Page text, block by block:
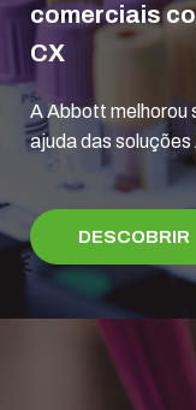
comerciais
CX
A Abbott melhorou
ajuda das
DESCOBRIR